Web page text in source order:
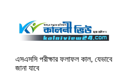
এসএসসি পরীক্ষার ফলাফল কাল, যেভাবে
জানা যাবে